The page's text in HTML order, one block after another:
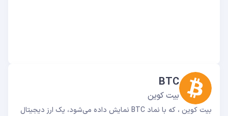
BTC
بیت کوین
بیت کوین ، که با نماد BTC نمایش داده می‌شود، یک ارز دیجیتال